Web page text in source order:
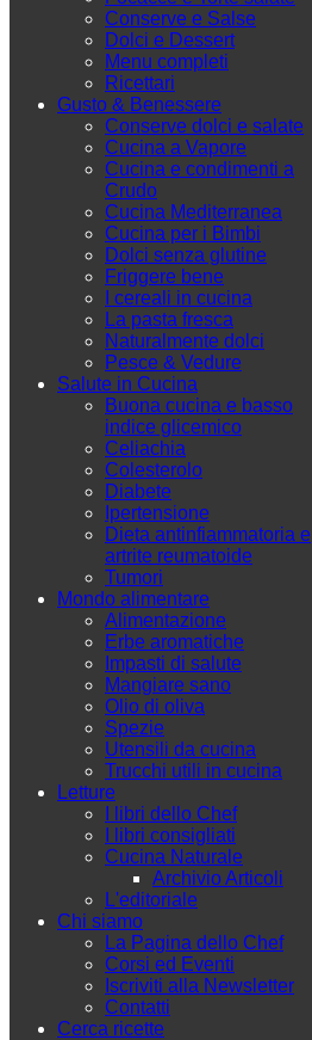
Conserve e Salse
Dolci e Dessert
Menu completi
Ricettari
Gusto & Benessere
Conserve dolci e salate
Cucina a Vapore
Cucina e condimenti a
Crudo
Cucina Mediterranea
Cucina per i Bimbi
Dolci senza glutine
Friggere bene
I cereali in cucina
La pasta fresca
Naturalmente dolci
Pesce & Vedure
Salute in Cucina
Buona cucina e basso
indice glicemico
Celiachia
Colesterolo
Diabete
Ipertensione
Dieta antinfiammatoria e
artrite reumatoide
Tumori
Mondo alimentare
Alimentazione
Erbe aromatiche
Impasti di salute
Mangiare sano
Olio di oliva
Spezie
Utensili da cucina
Trucchi utili in cucina
Letture
I libri dello Chef
I libri consigliati
Cucina Naturale
Archivio Articoli
L'editoriale
Chi siamo
La Pagina dello Chef
Corsi ed Eventi
Iscriviti alla Newsletter
Contatti
Cerca ricette